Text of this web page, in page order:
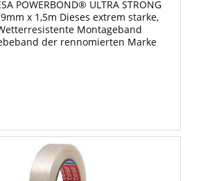
POWERBOND® ULTRA STRONG
x 1,5m Dieses extrem starke,
Montageband
der rennomierten Marke